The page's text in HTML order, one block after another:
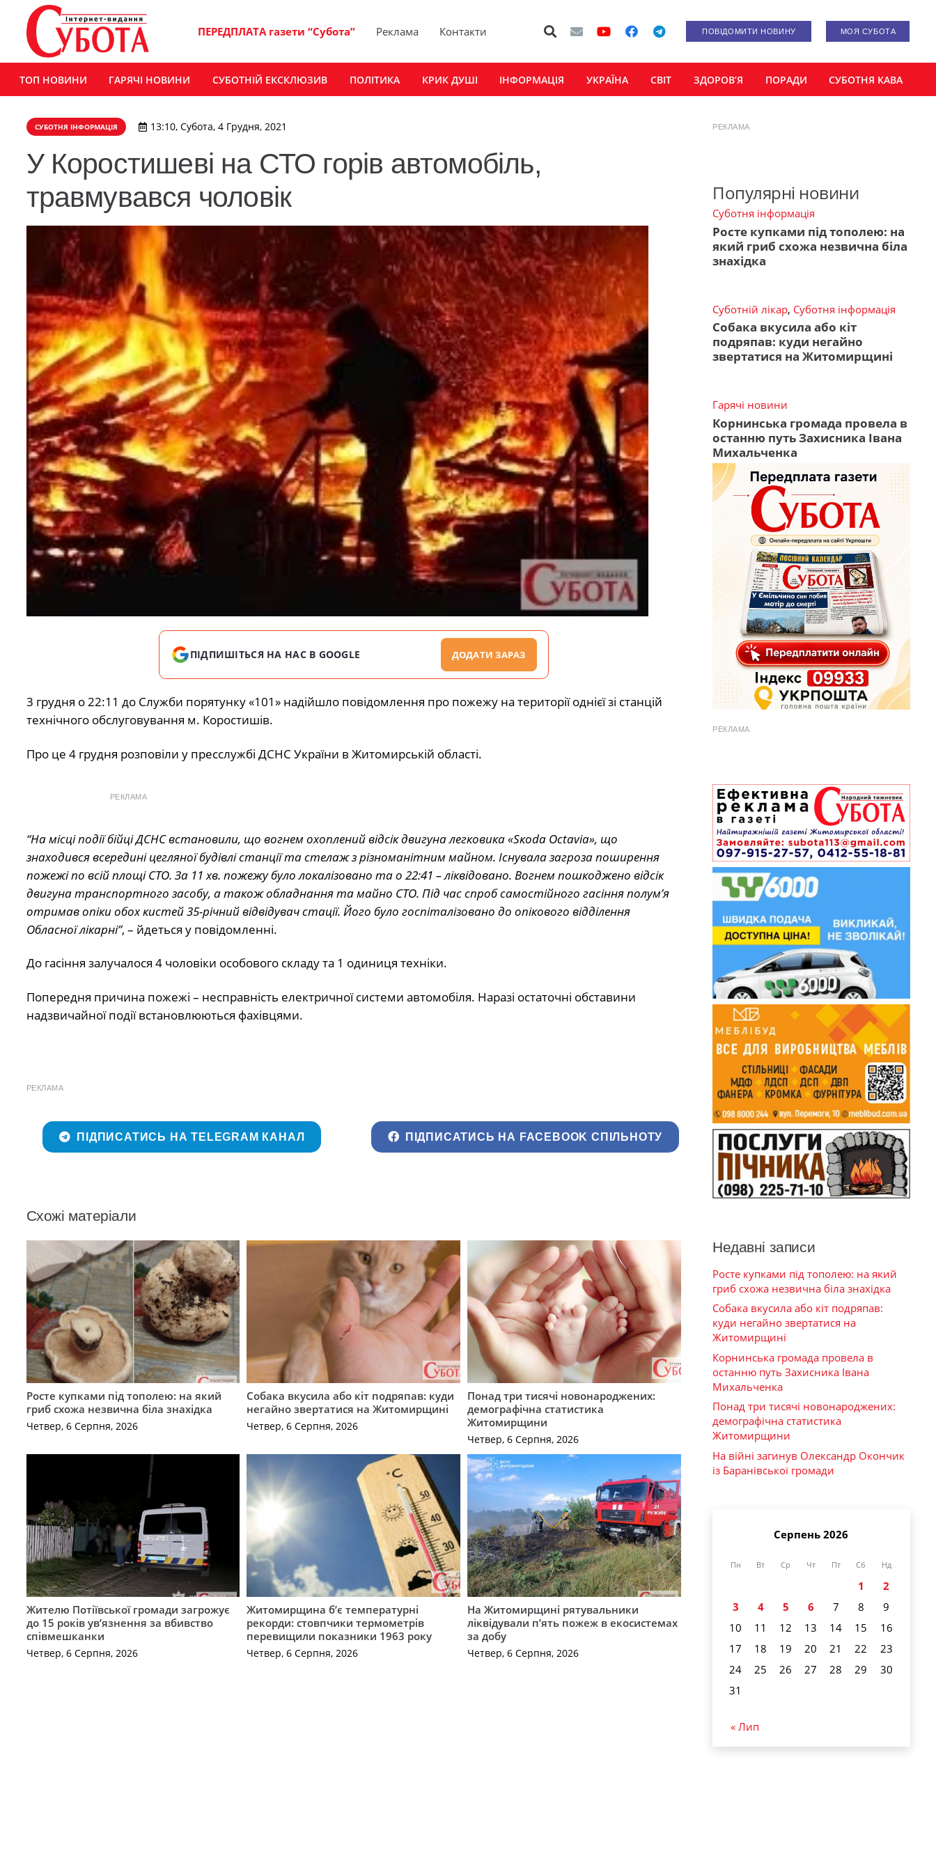
ПЕРЕДПЛАТА газети “Субота” Реклама Контакти ПОВІДОМИТИ НОВИНУ МОЯ СУБОТА
ТОП НОВИНИ ГАРЯЧІ НОВИНИ СУБОТНІЙ ЕКСКЛЮЗИВ ПОЛІТИКА КРИК ДУШІ ІНФОРМАЦІЯ УКРАЇНА СВІТ ЗДОРОВ’Я ПОРАДИ СУБОТНЯ КАВА
СУБОТНЯ ІНФОРМАЦІЯ 13:10, Субота, 4 Грудня, 2021
У Коростишеві на СТО горів автомобіль,
травмувався чоловік
ПІДПИШІТЬСЯ НА НАС В GOOGLE ДОДАТИ ЗАРАЗ
3 грудня о 22:11 до Служби порятунку «101» надійшло повідомлення про пожежу на території однієї зі станцій
технічного обслуговування м. Коростишів.
Про це 4 грудня розповіли у пресслужбі ДСНС України в Житомирській області.
РЕКЛАМА
“На місці події бійці ДСНС встановили, що вогнем охоплений відсік двигуна легковика «Sкoda Octavia», що
знаходився всередині цегляної будівлі станції та стелаж з різноманітним майном. Існувала загроза поширення
пожежі по всій площі СТО. За 11 хв. пожежу було локалізовано та о 22:41 – ліквідовано. Вогнем пошкоджено відсік
двигуна транспортного засобу, а також обладнання та майно СТО. Під час спроб самостійного гасіння полум’я
отримав опіки обох кистей 35-річний відвідувач стації. Його було госпіталізовано до опікового відділення
Обласної лікарні”, – йдеться у повідомленні.
До гасіння залучалося 4 чоловіки особового складу та 1 одиниця техніки.
Попередня причина пожежі – несправність електричної системи автомобіля. Наразі остаточні обставини
надзвичайної події встановлюються фахівцями.
РЕКЛАМА
ПІДПИСАТИСЬ НА TELEGRAM КАНАЛ ПІДПИСАТИСЬ НА FACEBOOK СПІЛЬНОТУ
Схожі матеріали
Росте купками під тополею: на який
гриб схожа незвична біла знахідка
Четвер, 6 Серпня, 2026
Собака вкусила або кіт подряпав: куди
негайно звертатися на Житомирщині
Четвер, 6 Серпня, 2026
Понад три тисячі новонароджених:
демографічна статистика
Житомирщини
Четвер, 6 Серпня, 2026
Жителю Потіївської громади загрожує
до 15 років ув’язнення за вбивство
співмешканки
Четвер, 6 Серпня, 2026
Житомирщина б’є температурні
рекорди: стовпчики термометрів
перевищили показники 1963 року
Четвер, 6 Серпня, 2026
На Житомирщині рятувальники
ліквідували п’ять пожеж в екосистемах
за добу
Четвер, 6 Серпня, 2026
РЕКЛАМА
Популярні новини
Суботня інформація
Росте купками під тополею: на
який гриб схожа незвична біла
знахідка
Суботній лікар, Суботня інформація
Собака вкусила або кіт
подряпав: куди негайно
звертатися на Житомирщині
Гарячі новини
Корнинська громада провела в
останню путь Захисника Івана
Михальченка
РЕКЛАМА
Недавні записи
Росте купками під тополею: на який
гриб схожа незвична біла знахідка
Собака вкусила або кіт подряпав:
куди негайно звертатися на
Житомирщині
Корнинська громада провела в
останню путь Захисника Івана
Михальченка
Понад три тисячі новонароджених:
демографічна статистика
Житомирщини
На війні загинув Олександр Окончик
із Баранівської громади
Серпень 2026
Пн Вт Ср Чт Пт Сб Нд
1
2
3
4 5 6 7 8
9
10
11 12 13 14 15
16
17
18 19 20 21 22
23
24
25 26 27 28 29
30
31
« Лип